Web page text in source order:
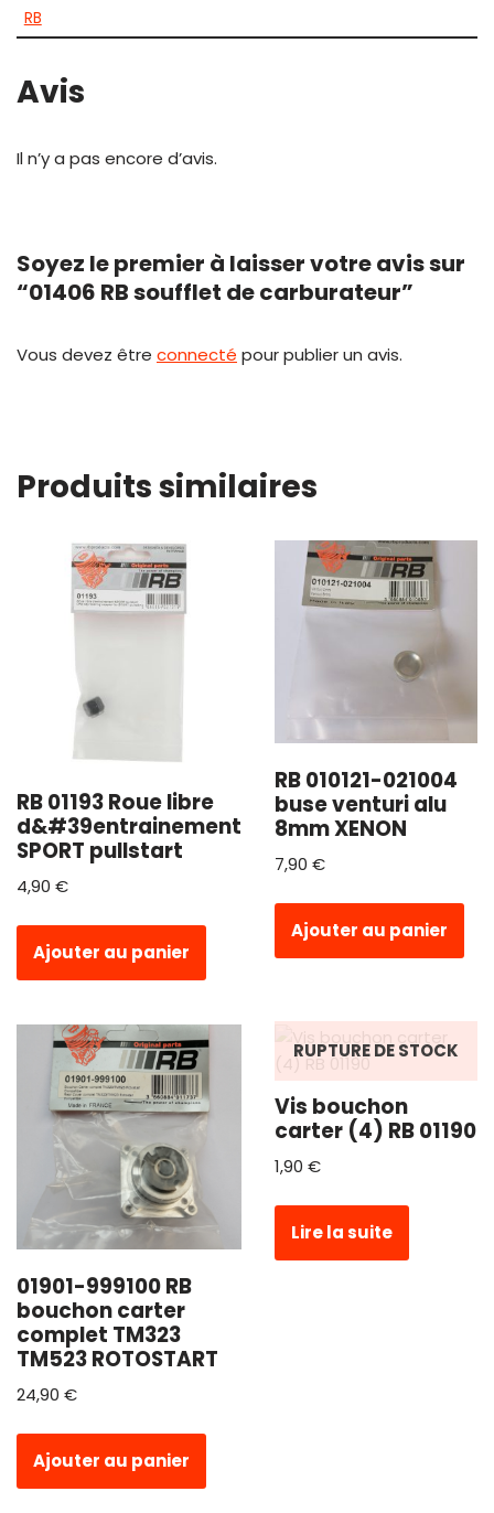
RB
Avis
Il n’y a pas encore d’avis.
Soyez le premier à laisser votre avis sur
“01406 RB soufflet de carburateur”
Vous devez être connecté pour publier un avis.
Produits similaires
RB 01193 Roue libre
d&#39entrainement
SPORT pullstart
4,90 €
Ajouter au panier
RB 010121-021004
buse venturi alu
8mm XENON
7,90 €
Ajouter au panier
01901-999100 RB
bouchon carter
complet TM323
TM523 ROTOSTART
24,90 €
Ajouter au panier
RUPTURE DE STOCK
Vis bouchon
carter (4) RB 01190
1,90 €
Lire la suite